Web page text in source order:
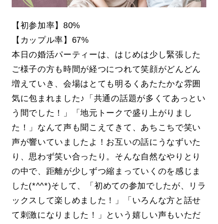
【初参加率】80%
【カップル率】67%
本日の婚活パーティーは、はじめは少し緊張した
ご様子の方も時間が経つにつれて笑顔がどんどん
増えていき、会場はとても明るくあたたかな雰囲
気に包まれました♪「共通の話題が多くてあっとい
う間でした！」「地元トークで盛り上がりまし
た！」なんて声も聞こえてきて、あちこちで笑い
声が響いていましたよ！お互いの話にうなずいた
り、思わず笑い合ったり。そんな自然なやりとり
の中で、距離が少しずつ縮まっていくのを感じま
した(*^^*)そして、「初めての参加でしたが、リラ
ックスして楽しめました！」「いろんな方と話せ
て刺激になりました！」という嬉しい声もいただ